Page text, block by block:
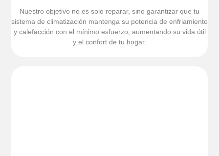
Nuestro objetivo no es solo reparar, sino garantizar que tu
sistema de climatización mantenga su potencia de enfriamiento
y calefacción con el mínimo esfuerzo, aumentando su vida útil
y el confort de tu hogar.